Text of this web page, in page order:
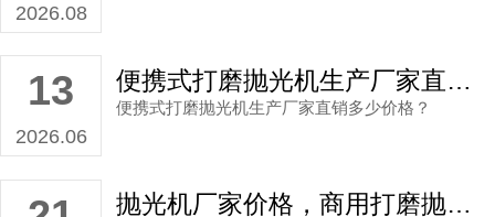
2026.08
13
2026.06
便携式打磨抛光机生产厂家直销多少价格？
便携式打磨抛光机生产厂家直销多少价格？
抛光机厂家价格，商用打磨抛光机厂家直销案例